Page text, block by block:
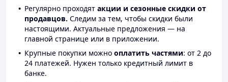
Регулярно проходят акции и сезонные скидки от
продавцов. Следим за тем, чтобы скидки были
настоящими. Актуальные предложения — на
главной странице или в приложении.
Крупные покупки можно оплатить частями: от 2 до
24 платежей. Нужен только кредитный лимит в
банке.